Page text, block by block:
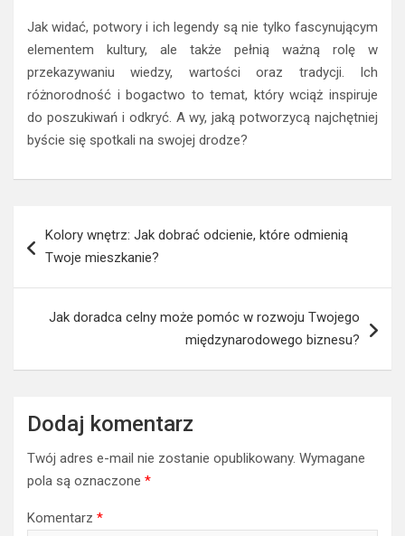
Jak widać, potwory i ich legendy są nie tylko fascynującym
elementem kultury, ale także pełnią ważną rolę w
przekazywaniu wiedzy, wartości oraz tradycji. Ich
różnorodność i bogactwo to temat, który wciąż inspiruje
do poszukiwań i odkryć. A wy, jaką potworzycą najchętniej
byście się spotkali na swojej drodze?
wpisu
Kolory wnętrz: Jak dobrać odcienie, które odmienią
Twoje mieszkanie?
Jak doradca celny może pomóc w rozwoju Twojego
międzynarodowego biznesu?
Dodaj komentarz
Twój adres e-mail nie zostanie opublikowany. Wymagane
pola są oznaczone *
Komentarz *